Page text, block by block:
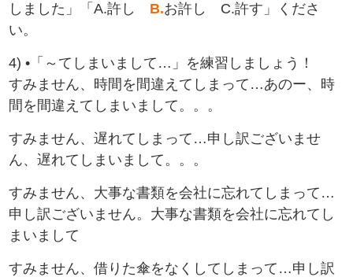
しました」「A.許し B.‍お許し C.許す」くださ
い。
4) •「～てしまいまして…」を練習しましょう！
すみません、時間を間違えてしまって…あのー、時
間を間違えてしまいまして。。。
すみません、遅れてしまって…申し訳ございませ
ん、遅れてしまいまして。。。
すみません、大事な書類を会社に忘れてしまって…
申し訳ございません。大事な書類を会社に忘れてし
まいまして
すみません、借りた傘をなくしてしまって…申し訳